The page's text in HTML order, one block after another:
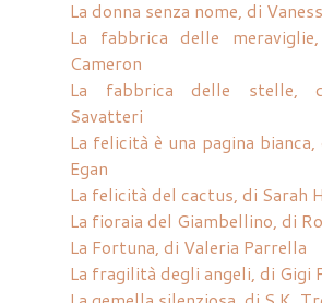
La donna senza nome, di
La fabbrica delle
Cameron
La fabbrica delle stelle,
Savatteri
La felicità è una pagina
Egan
La felicità del cactus, di Sarah
La fioraia del Giambellino, di
La Fortuna, di Valeria Parrella
La fragilità degli angeli, di Gigi